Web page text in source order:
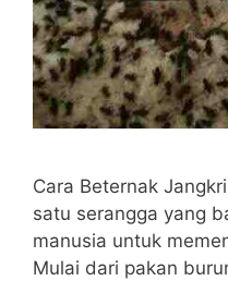
Cara Beternak
satu serangga yang
manusia untuk
Mulai dari pakan